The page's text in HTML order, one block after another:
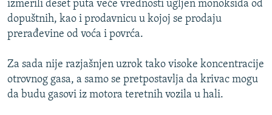
VIŠE OD NASLOVA
GENOCID U SREBRENICI
POPLAVE I KLIZIŠTA U BIH 2024.
TV LIBERTY
POST SCRIPTUM
PRATITE NAS
Sve RFE/RL stranice
izmerili deset puta veće vrednosti ugljen monoksida od
dopuštnih, kao i prodavnicu u kojoj se prodaju
prerađevine od voća i povrća.
Za sada nije razjašnjen uzrok tako visoke koncentracije
otrovnog gasa, a samo se pretpostavlja da krivac mogu
da budu gasovi iz motora teretnih vozila u hali.